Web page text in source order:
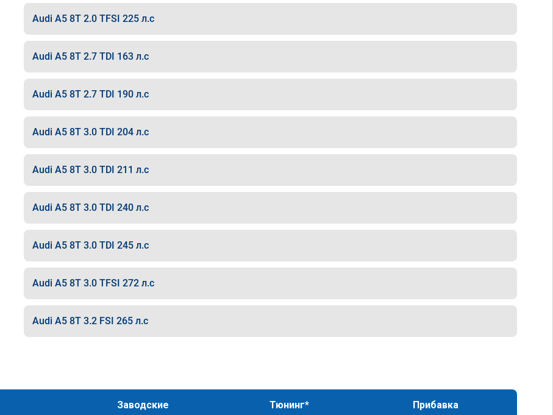
Audi A5 8T 2.0 TFSI 225 л.с
Audi A5 8T 2.7 TDI 163 л.с
Audi A5 8T 2.7 TDI 190 л.с
Audi A5 8T 3.0 TDI 204 л.с
Audi A5 8T 3.0 TDI 211 л.с
Audi A5 8T 3.0 TDI 240 л.с
Audi A5 8T 3.0 TDI 245 л.с
Audi A5 8T 3.0 TFSI 272 л.с
Audi A5 8T 3.2 FSI 265 л.с
Заводские Тюнинг* Прибавка